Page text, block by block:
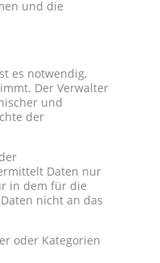
und die
es notwendig,
Der Verwalter
und
der
Daten nur
in dem für die
nicht an das
oder Kategorien